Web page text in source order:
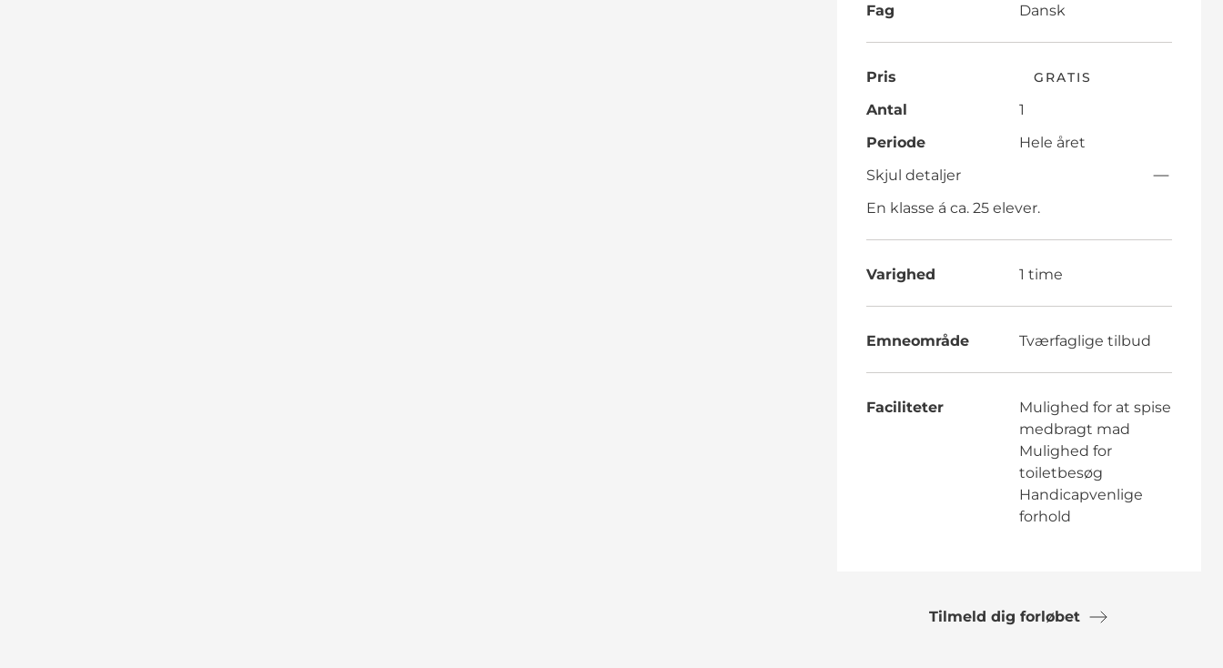
Fag
Dansk
Pris GRATIS
Antal
1
Periode
Hele året
Skjul detaljer
En klasse á ca. 25 elever.
Varighed 1 time
Emneområde Tværfaglige tilbud
Faciliteter
Mulighed for at spise
medbragt mad
Mulighed for
toiletbesøg
Handicapvenlige
forhold
Tilmeld dig forløbet